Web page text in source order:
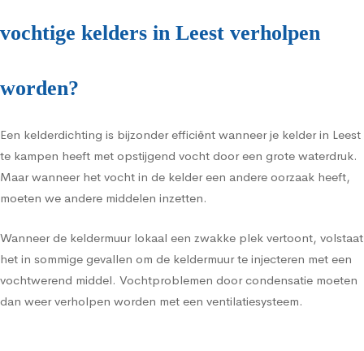
vochtige kelders in Leest verholpen
worden?
Een kelderdichting is bijzonder efficiënt wanneer je kelder in Leest
te kampen heeft met opstijgend vocht door een grote waterdruk.
Maar wanneer het vocht in de kelder een andere oorzaak heeft,
moeten we andere middelen inzetten.
Wanneer de keldermuur lokaal een zwakke plek vertoont, volstaat
het in sommige gevallen om de keldermuur te injecteren met een
vochtwerend middel. Vochtproblemen door condensatie moeten
dan weer verholpen worden met een ventilatiesysteem.